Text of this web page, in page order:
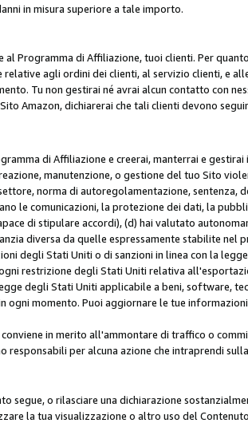
in misura superiore a tale importo.
Programma di Affiliazione, tuoi clienti. Per
agli ordini dei clienti, al servizio clienti, e
Tu non gestirai né avrai alcun contatto con
Amazon, dichiarerai che tali clienti devono
di Affiliazione e creerai, manterrai e
manutenzione, o gestione del tuo Sito
norma di autoregolamentazione, sentenza,
le comunicazioni, la protezione dei dati, la
di stipulare accordi), (d) hai valutato
diversa da quelle espressamente stabilite nel
degli Stati Uniti o di sanzioni in linea con la
restrizione degli Stati Uniti relativa
degli Stati Uniti applicabile a beni, software,
ogni momento. Puoi aggiornare le tue
in merito all'ammontare di traffico o
responsabili per alcuna azione che intraprendi
segue, o rilasciare una dichiarazione
la tua visualizzazione o altro uso del